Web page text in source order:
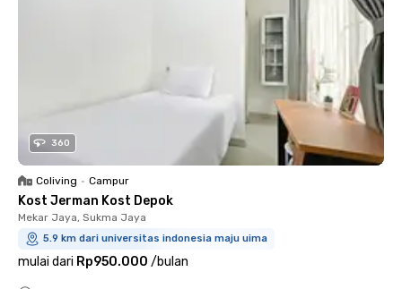
360
Coliving • Campur
Kost Jerman Kost Depok
Mekar Jaya, Sukma Jaya
5.9 km dari universitas indonesia maju uima
mulai dari Rp950.000 /bulan